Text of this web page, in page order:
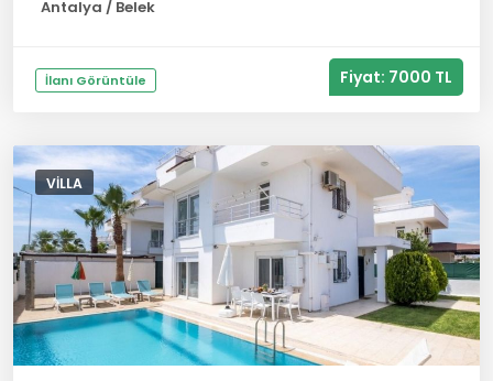
Antalya / Belek
İlanı Görüntüle Fiyat: 7000 TL
VILLA